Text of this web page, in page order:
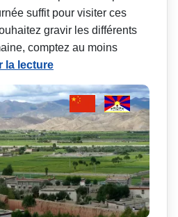
suffit pour visiter ces
gravir les différents
comptez au moins
la lecture